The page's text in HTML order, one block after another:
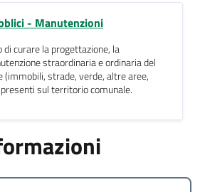
- Manutenzioni
curare la progettazione, la
straordinaria e ordinaria del
(immobili, strade, verde, altre aree,
sul territorio comunale.